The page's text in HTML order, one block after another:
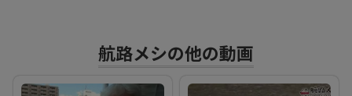
生
航路メシの他の動画